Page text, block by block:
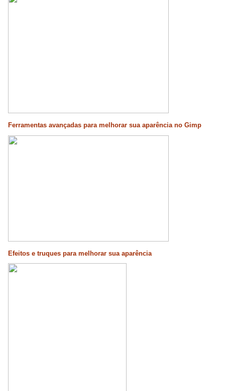
Ferramentas avançadas para melhorar sua aparência no Gimp
Efeitos e truques para melhorar sua aparência